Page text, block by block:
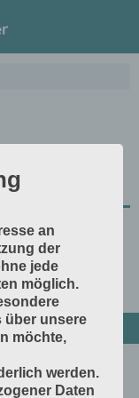
an
der
jede
möglich.
über unsere
möchte,
werden.
Daten